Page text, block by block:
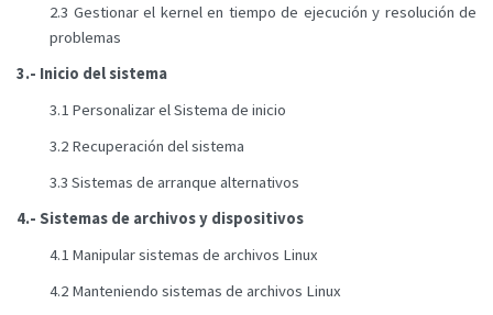
2.3 Gestionar el kernel en tiempo de ejecución y resolución de
problemas
3.- Inicio del sistema
3.1 Personalizar el Sistema de inicio
3.2 Recuperación del sistema
3.3 Sistemas de arranque alternativos
4.- Sistemas de archivos y dispositivos
4.1 Manipular sistemas de archivos Linux
4.2 Manteniendo sistemas de archivos Linux